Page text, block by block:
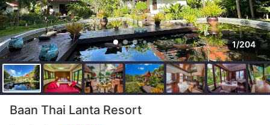
1/204
Baan Thai Lanta Resort